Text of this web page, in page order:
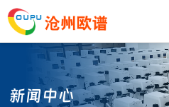
网站首页
关于我们
新闻中心